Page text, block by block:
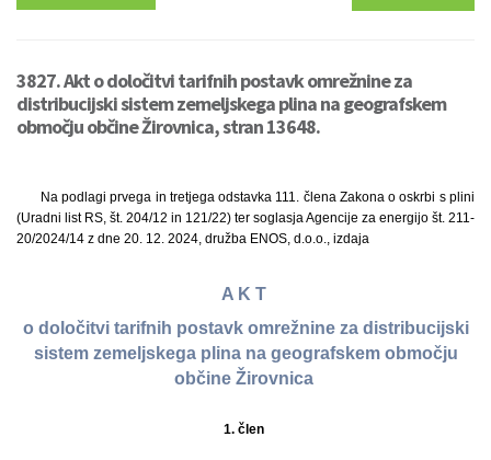
3827. Akt o določitvi tarifnih postavk omrežnine za
distribucijski sistem zemeljskega plina na geografskem
območju občine Žirovnica, stran 13648.
Na podlagi prvega in tretjega odstavka 111. člena Zakona o oskrbi s plini
(Uradni list RS, št. 204/12 in 121/22) ter soglasja Agencije za energijo št. 211-
20/2024/14 z dne 20. 12. 2024, družba ENOS, d.o.o., izdaja
A K T
o določitvi tarifnih postavk omrežnine za distribucijski
sistem zemeljskega plina na geografskem območju
občine Žirovnica
1. člen